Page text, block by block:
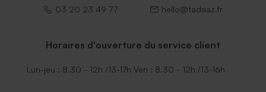
émeraude
03 20 23 49 77 hello@tadaaz.fr
Horaires d'ouverture du service client
Lun-jeu : 8.30 - 12h /13-17h Ven : 8.30 - 12h /13-16h